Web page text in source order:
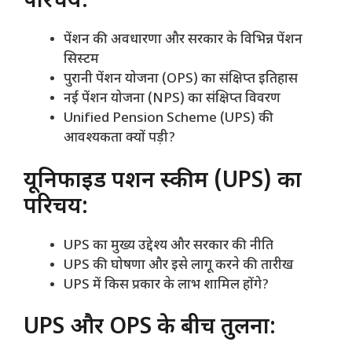
पेंशन की अवधारणा और सरकार के विभिन्न पेंशन
सिस्टम
पुरानी पेंशन योजना (OPS) का संक्षिप्त इतिहास
नई पेंशन योजना (NPS) का संक्षिप्त विवरण
Unified Pension Scheme (UPS) की
आवश्यकता क्यों पड़ी?
यूनिफाइड पेंशन स्कीम (UPS) का
परिचय:
UPS का मुख्य उद्देश्य और सरकार की नीति
UPS की घोषणा और इसे लागू करने की तारीख
UPS में किस प्रकार के लाभ शामिल होंगे?
UPS और OPS के बीच तुलना: